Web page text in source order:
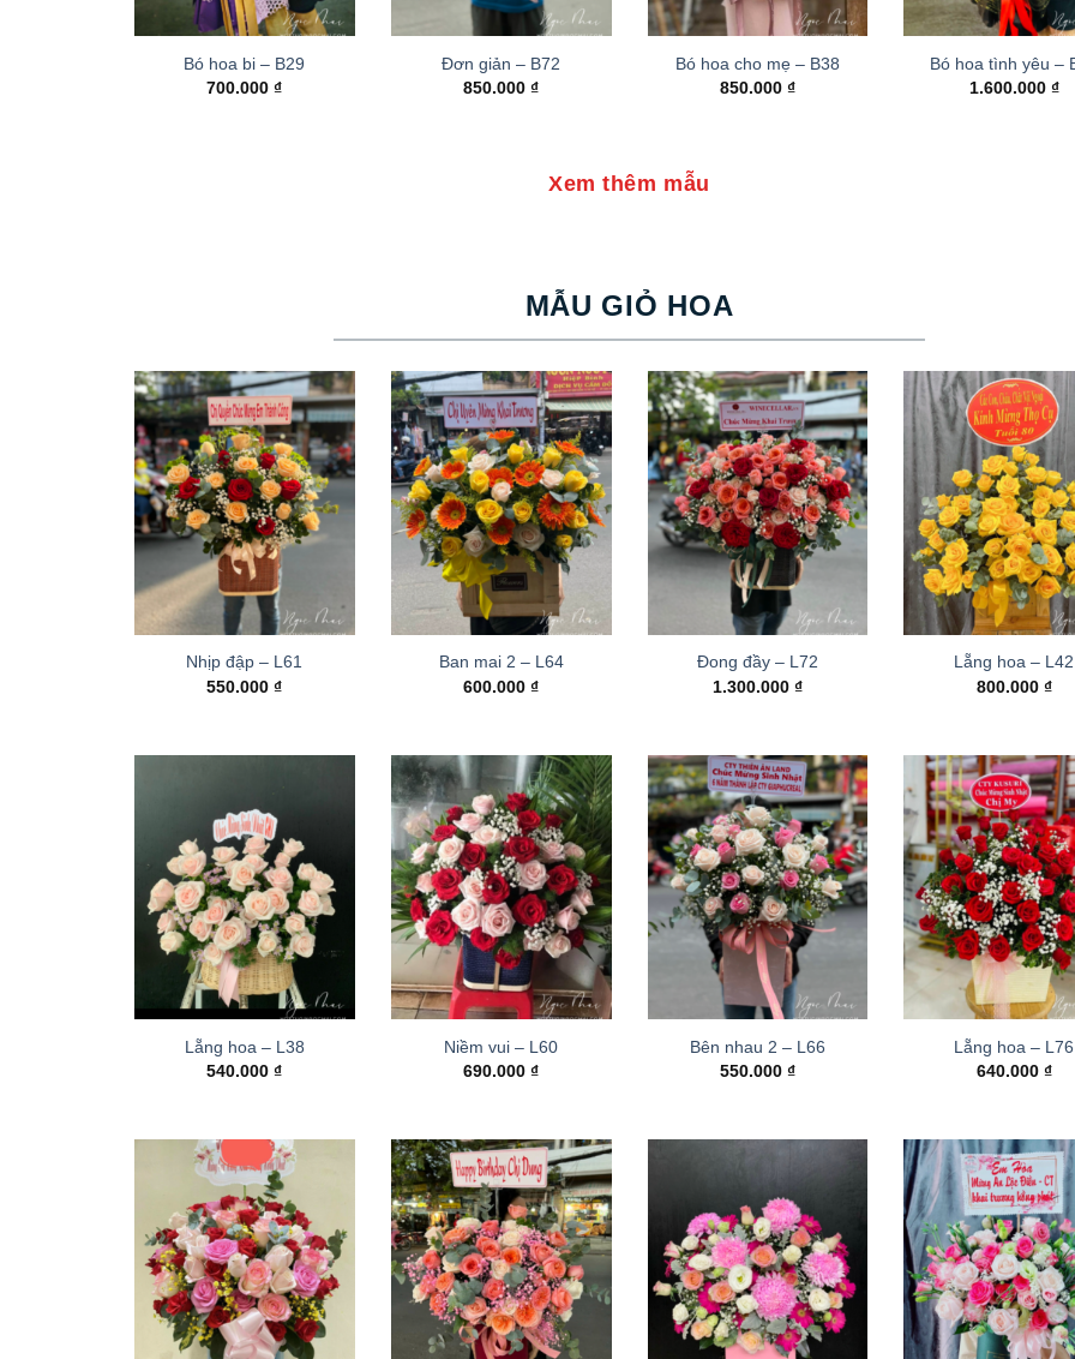
Bó hoa bi – B29
700.000₫
Đơn giản – B72
850.000₫
Bó hoa cho mẹ – B38
850.000 ₫
Bó hoa tình yêu –
1.600.000 ₫
Xem thêm mẫu
MẪU GIỎ HOA
Nhịp đập – L61
550.000₫
Ban mai 2 – L64
600.000₫
Đong đầy – L72
1.300.000 ₫
Lẵng hoa – L42
800.000 ₫
Lẵng hoa – L38
540.000₫
Niềm vui – L60
690.000₫
Bên nhau 2 – L66
550.000 ₫
Lẵng hoa – L76
640.000 ₫